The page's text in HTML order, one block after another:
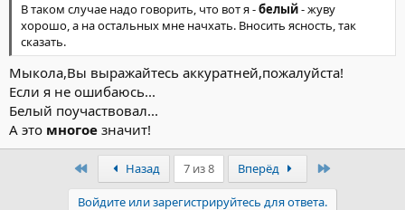
В таком случае надо говорить, что вот я -белый- жуву
хорошо, а на остальных мне начхать. Вносить ясность, так
сказать.
Мыкола,Вы выражайтесь аккуратней,пожалуйста!
Если я не ошибаюсь...
Белый поучаствовал...
А это многое значит!
ПервыйНазад 7 из 8 Вперёд
Войдите или зарегистрируйтесь для ответа.